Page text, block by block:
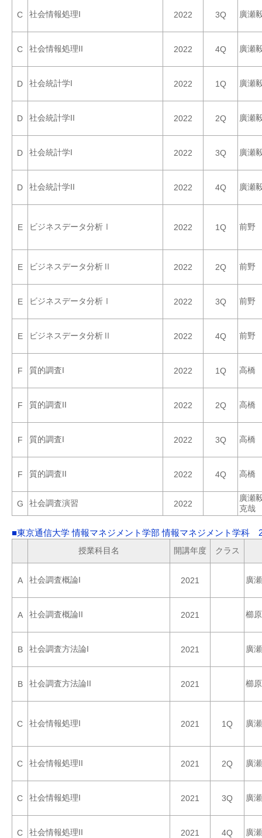
C 社会情報処理I 2022 3Q 廣瀬
C 社会情報処理II 2022 4Q 廣瀬
D 社会統計学I 2022 1Q 廣瀬
D 社会統計学II 2022 2Q 廣瀬
D 社会統計学I 2022 3Q 廣瀬
D 社会統計学II 2022 4Q 廣瀬
E ビジネスデータ分析Ⅰ 2022 1Q 前野
E ビジネスデータ分析Ⅱ 2022 2Q 前野
E ビジネスデータ分析Ⅰ 2022 3Q 前野
E ビジネスデータ分析Ⅱ 2022 4Q 前野
F 質的調査I 2022 1Q 高橋
F 質的調査II 2022 2Q 高橋
F 質的調査I 2022 3Q 高橋
F 質的調査II 2022 4Q 高橋
G 社会調査演習 2022
廣瀬
克哉
■東京通信大学 情報マネジメント学部 情報マネジメント学科
授業科目名 開講年度 クラス
A 社会調査概論I 2021 廣
A 社会調査概論II 2021 櫛
B 社会調査方法論I 2021 廣
B 社会調査方法論II 2021 櫛
C 社会情報処理I 2021 1Q 廣
C 社会情報処理II 2021 2Q 廣
C 社会情報処理I 2021 3Q 廣
C 社会情報処理II 2021 4Q 廣